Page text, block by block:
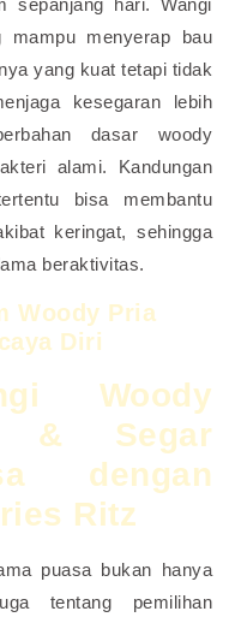
sepanjang hari. Wangi
mampu menyerap bau
yang kuat tetapi tidak
kesegaran lebih
dasar woody
alami. Kandungan
bisa membantu
keringat, sehingga
beraktivitas.
Woody Pria
Diri
Woody
& Segar
dengan
Ritz
puasa bukan hanya
tentang pemilihan